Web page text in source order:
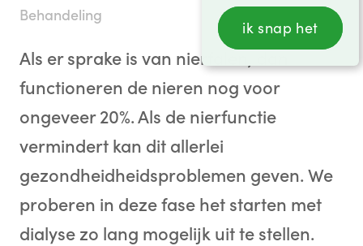
ik snap het
behandeling
Als er sprake is van nierfalen, dan
functioneren de nieren nog voor
ongeveer 20%. Als de nierfunctie
vermindert kan dit allerlei
gezondheidheidsproblemen geven. We
proberen in deze fase het starten met
dialyse zo lang mogelijk uit te stellen.